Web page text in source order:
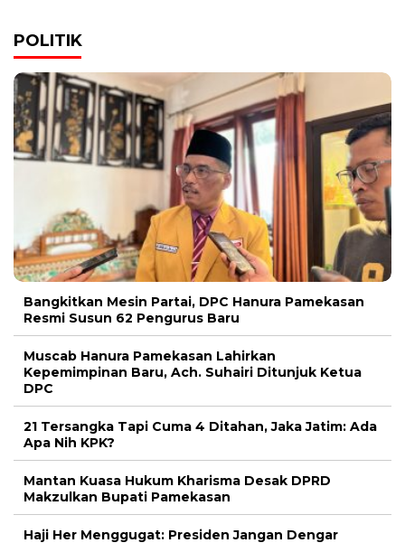
POLITIK
Bangkitkan Mesin Partai, DPC Hanura Pamekasan
Resmi Susun 62 Pengurus Baru
Muscab Hanura Pamekasan Lahirkan
Kepemimpinan Baru, Ach. Suhairi Ditunjuk Ketua
DPC
21 Tersangka Tapi Cuma 4 Ditahan, Jaka Jatim: Ada
Apa Nih KPK?
Mantan Kuasa Hukum Kharisma Desak DPRD
Makzulkan Bupati Pamekasan
Haji Her Menggugat: Presiden Jangan Dengar